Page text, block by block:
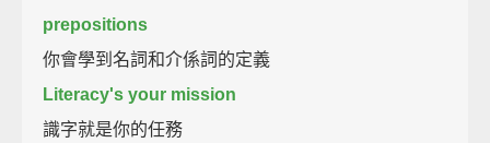
prepositions
你會學到名詞和介係詞的定義
Literacy's your mission
識字就是你的任務